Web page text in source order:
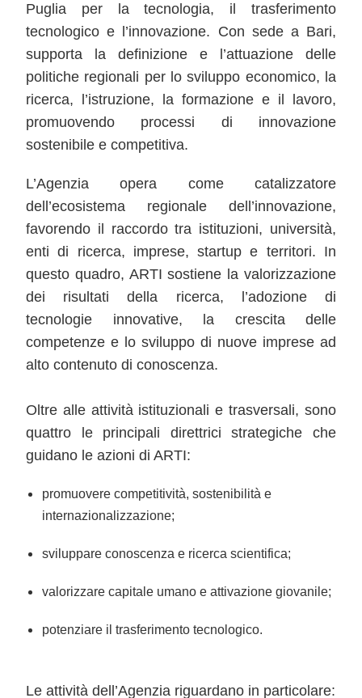
Puglia per la tecnologia, il trasferimento
tecnologico e l’innovazione. Con sede a Bari,
supporta la definizione e l’attuazione delle
politiche regionali per lo sviluppo economico, la
ricerca, l’istruzione, la formazione e il lavoro,
promuovendo processi di innovazione
sostenibile e competitiva.
L’Agenzia opera come catalizzatore
dell’ecosistema regionale dell’innovazione,
favorendo il raccordo tra istituzioni, università,
enti di ricerca, imprese, startup e territori. In
questo quadro, ARTI sostiene la valorizzazione
dei risultati della ricerca, l’adozione di
tecnologie innovative, la crescita delle
competenze e lo sviluppo di nuove imprese ad
alto contenuto di conoscenza.
Oltre alle attività istituzionali e trasversali, sono
quattro le principali direttrici strategiche che
guidano le azioni di ARTI:
promuovere competitività, sostenibilità e
internazionalizzazione;
sviluppare conoscenza e ricerca scientifica;
valorizzare capitale umano e attivazione giovanile;
potenziare il trasferimento tecnologico.
Le attività dell’Agenzia riguardano in particolare: